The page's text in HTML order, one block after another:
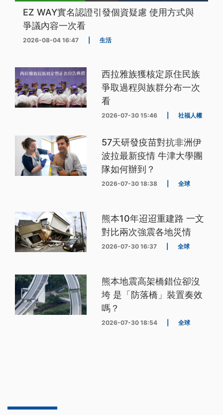
EZ WAY實名認證引發個資疑慮 使用方式與
爭議內容一次看
2026-08-04 16:47 生活
西拉雅族獲核定原住民族
爭取過程與族群分布一次
看
2026-07-30 15:46 社福人權
57天研發疫苗對抗非洲伊
波拉最新疫情 牛津大學團
隊如何辦到？
2026-07-30 18:38 全球
熊本10年迢迢重建路 一文
對比兩次強震各地災情
2026-07-30 16:37 全球
熊本地震高架橋錯位卻沒
垮 是「防落橋」裝置奏效
嗎？
2026-07-30 18:54 全球